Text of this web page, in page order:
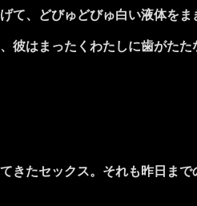
、どびゅどびゅ白い液体をま
はまったくわたしに歯がたた
たセックス。それも昨日ま